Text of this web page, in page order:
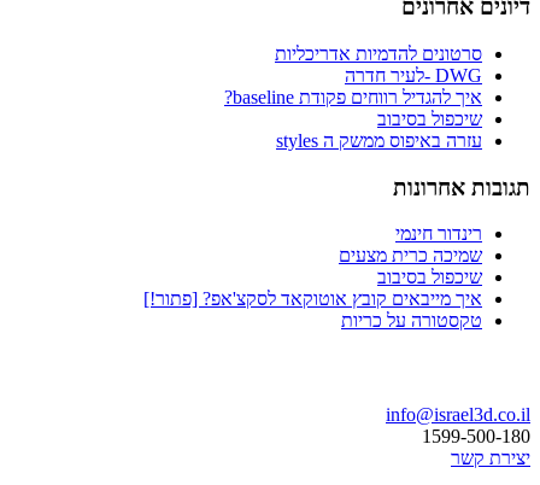
דיונים אחרונים
סרטונים להדמיות אדריכליות
DWG -לעיר חדרה
איך להגדיל רווחים פקודת baseline?
שיכפול בסיבוב
עזרה באיפוס ממשק ה styles
תגובות אחרונות
רינדור חינמי
שמיכה כרית מצעים
שיכפול בסיבוב
איך מייבאים קובץ אוטוקאד לסקצ'אפ? [פתור!]
טקסטורה על כריות
info@israel3d.co.il
1599-500-180
יצירת קשר